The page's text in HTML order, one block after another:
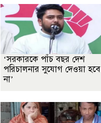
‘সরকারকে পাঁচ বছর দেশ
পরিচালনার সুযোগ দেওয়া হবে
না’